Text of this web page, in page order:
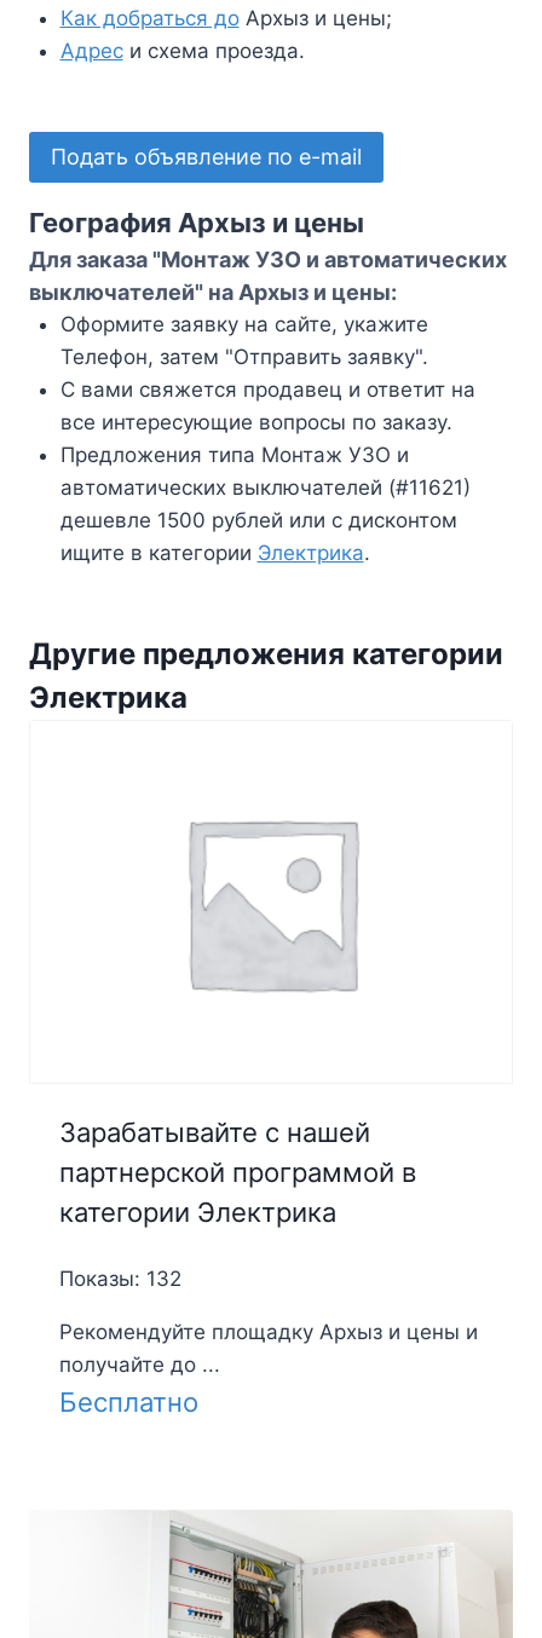
Как добраться доАрхыз и цены;
Адреси схема проезда.
Подать объявление по e-mail
География Архыз и цены
Для заказа "Монтаж УЗО и автоматических
выключателей" на Архыз и цены:
Оформите заявку на сайте, укажите
Телефон, затем "Отправить заявку".
С вами свяжется продавец и ответит на
все интересующие вопросы по заказу.
Предложения типа Монтаж УЗО и
автоматических выключателей (#11621)
дешевле 1500 рублей или с дисконтом
ищите в категории Электрика.
Другие предложения категории
Электрика
Зарабатывайте с нашей
партнерской программой в
категории Электрика
Показы: 132
Рекомендуйте площадку Архыз и цены и
получайте до ...
Бесплатно